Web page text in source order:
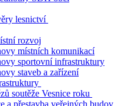
lesnictví
rozvoj
místních komunikací
sportovní infrastruktury
staveb a zařízení
soutěže Vesnice roku
a přestavba veřejných budov